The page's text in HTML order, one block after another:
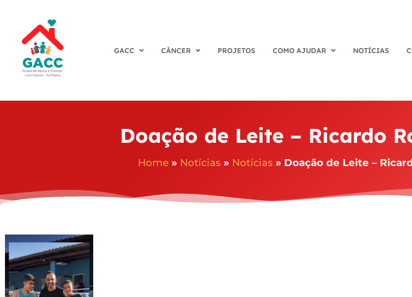
GACC CÂNCER PROJETOS COMO AJUDAR NOTÍCIAS
Doação de Leite – Ricardo
Home » Notícias » Notícias » Doação de Leite –